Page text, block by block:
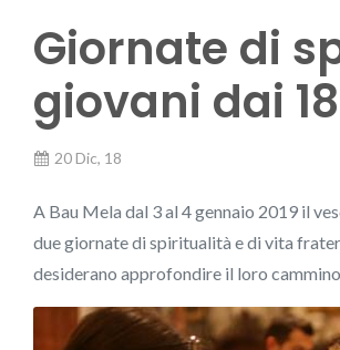
Giornate di
giovani dai
20 Dic, 18
A Bau Mela dal 3 al 4 gennaio 2019 il
due giornate di spiritualità e di vita
desiderano approfondire il loro